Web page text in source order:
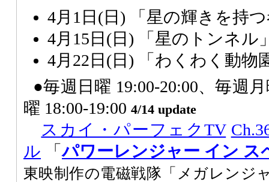
4月1日(日) 「星の輝きを持
4月15日(日) 「星のトンネル
4月22日(日) 「わくわく動物
●毎週日曜 19:00-20:00、毎週
曜 18:00-19:00 4/14 update
スカイ・パーフェクTV
ル 「パワーレンジャー イン ス
東映制作の電磁戦隊「メガレンジ